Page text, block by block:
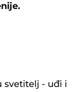
svetitelj - uđi i